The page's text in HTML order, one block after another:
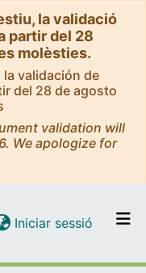
la validació
partir del 28
molèsties.
validación de
del 28 de agosto
validation will
We apologize for
Iniciar sessió (current)